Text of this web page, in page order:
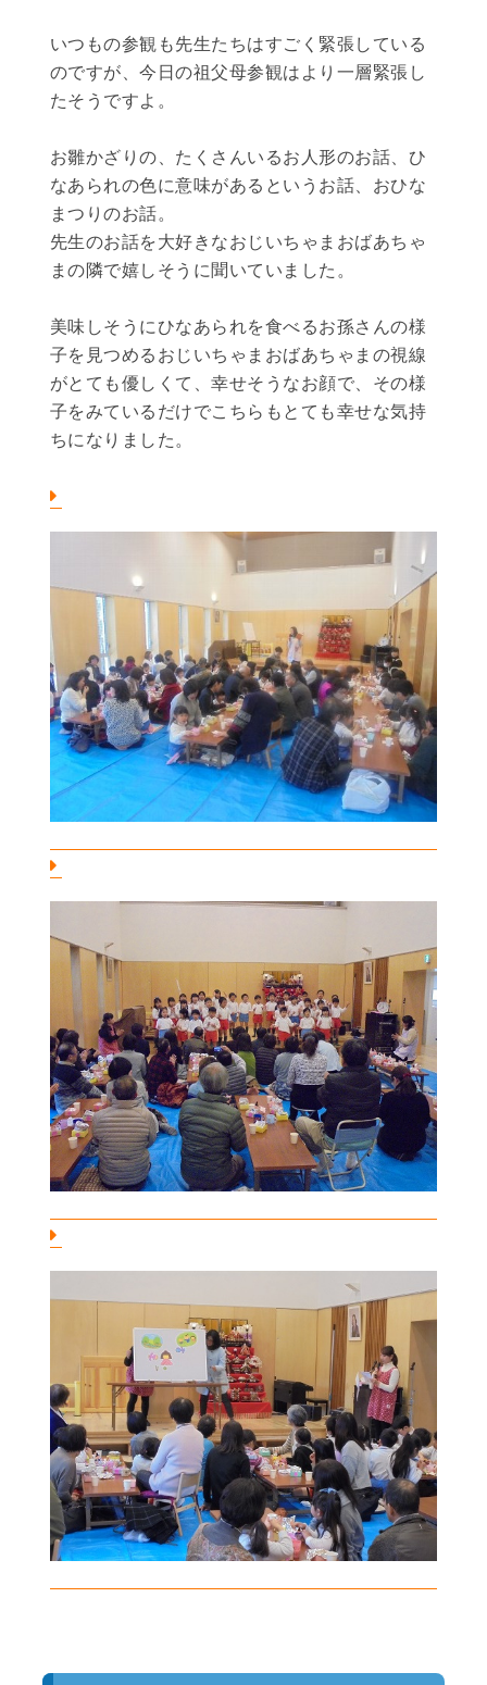
いつもの参観も先生たちはすごく緊張している
のですが、今日の祖父母参観はより一層緊張し
たそうですよ。
お雛かざりの、たくさんいるお人形のお話、ひ
なあられの色に意味があるというお話、おひな
まつりのお話。
先生のお話を大好きなおじいちゃまおばあちゃ
まの隣で嬉しそうに聞いていました。
美味しそうにひなあられを食べるお孫さんの様
子を見つめるおじいちゃまおばあちゃまの視線
がとても優しくて、幸せそうなお顔で、その様
子をみているだけでこちらもとても幸せな気持
ちになりました。